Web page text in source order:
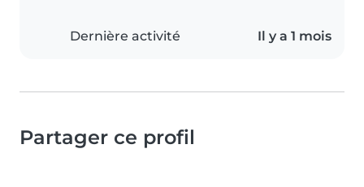
Dernière activité Il y a 1 mois
Partager ce profil